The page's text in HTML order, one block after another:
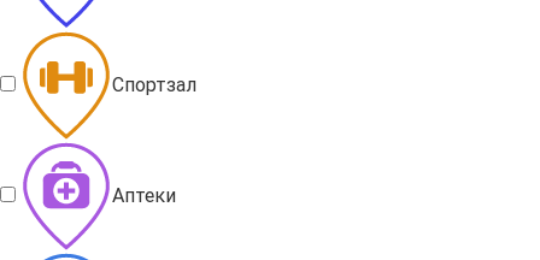
Спортзал
Аптеки